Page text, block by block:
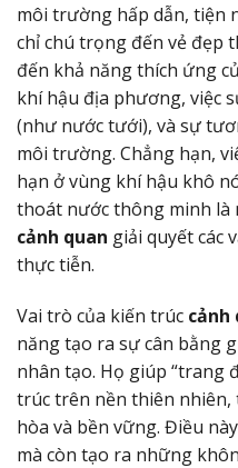
môi trường hấp dẫn, tiện
chỉ chú trọng đến vẻ đẹp
đến khả năng thích ứng
khí hậu địa phương, việc
(như nước tưới), và sự
môi trường. Chẳng hạn,
hạn ở vùng khí hậu khô
thoát nước thông minh là
cảnh quan giải quyết các
thực tiễn.
Vai trò của kiến trúc cảnh
năng tạo ra sự cân bằng
nhân tạo. Họ giúp “trang
trúc trên nền thiên nhiên,
hòa và bền vững. Điều
mà còn tạo ra những